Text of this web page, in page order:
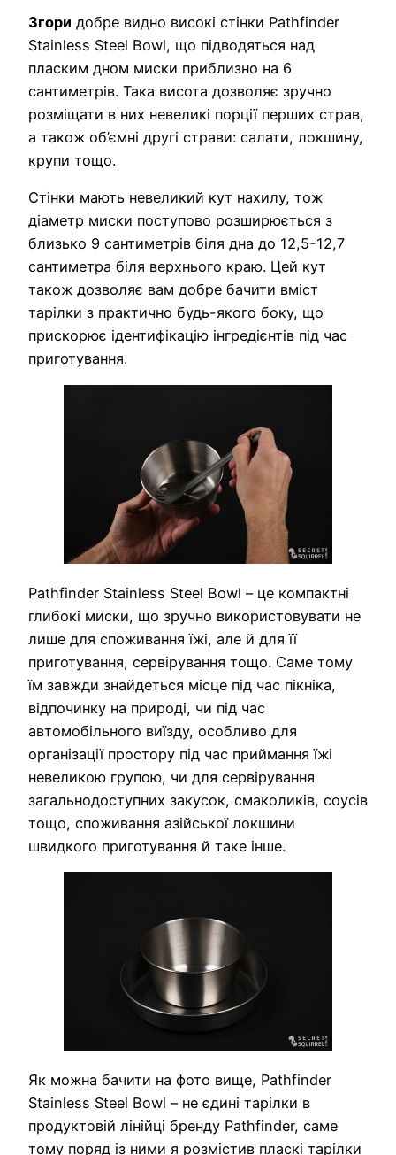
Згори добре видно високі стінки Pathfinder
Stainless Steel Bowl, що підводяться над
пласким дном миски приблизно на 6
сантиметрів. Така висота дозволяє зручно
розміщати в них невеликі порції перших страв,
а також об’ємні другі страви: салати, локшину,
крупи тощо.
Стінки мають невеликий кут нахилу, тож
діаметр миски поступово розширюється з
близько 9 сантиметрів біля дна до 12,5-12,7
сантиметра біля верхнього краю. Цей кут
також дозволяє вам добре бачити вміст
тарілки з практично будь-якого боку, що
прискорює ідентифікацію інгредієнтів під час
приготування.
Pathfinder Stainless Steel Bowl – це компактні
глибокі миски, що зручно використовувати не
лише для споживання їжі, але й для її
приготування, сервірування тощо. Саме тому
їм завжди знайдеться місце під час пікніка,
відпочинку на природі, чи під час
автомобільного виїзду, особливо для
організації простору під час приймання їжі
невеликою групою, чи для сервірування
загальнодоступних закусок, смаколиків, соусів
тощо, споживання азійської локшини
швидкого приготування й таке інше.
Як можна бачити на фото вище, Pathfinder
Stainless Steel Bowl – не єдині тарілки в
продуктовій лінійці бренду Pathfinder, саме
тому поряд із ними я розмістив пласкі тарілки